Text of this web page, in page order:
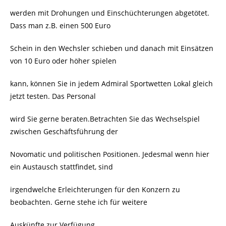
werden mit Drohungen und Einschüchterungen abgetötet.
Dass man z.B. einen 500 Euro
Schein in den Wechsler schieben und danach mit Einsätzen
von 10 Euro oder höher spielen
kann, können Sie in jedem Admiral Sportwetten Lokal gleich
jetzt testen. Das Personal
wird Sie gerne beraten.Betrachten Sie das Wechselspiel
zwischen Geschäftsführung der
Novomatic und politischen Positionen. Jedesmal wenn hier
ein Austausch stattfindet, sind
irgendwelche Erleichterungen für den Konzern zu
beobachten. Gerne stehe ich für weitere